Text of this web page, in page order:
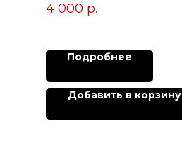
4 000 р.
Подробнее
Добавить в корзину